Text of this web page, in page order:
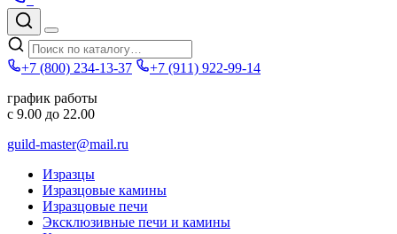
Поиск
по
каталогу
Меню
+7 (800) 234-13-37
+7 (911) 922-99-14
график работы
с 9.00 до 22.00
guild-master@mail.ru
Изразцы
Изразцовые камины
Изразцовые печи
Эксклюзивные печи и камины